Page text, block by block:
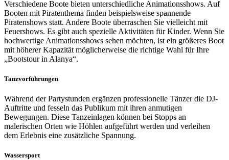
Verschiedene Boote bieten unterschiedliche Animationsshows. Auf
Booten mit Piratenthema finden beispielsweise spannende
Piratenshows statt. Andere Boote überraschen Sie vielleicht mit
Feuershows. Es gibt auch spezielle Aktivitäten für Kinder. Wenn Sie
hochwertige Animationsshows sehen möchten, ist ein größeres Boot
mit höherer Kapazität möglicherweise die richtige Wahl für Ihre
„Bootstour in Alanya“.
Tanzvorführungen
Während der Partystunden ergänzen professionelle Tänzer die DJ-
Auftritte und fesseln das Publikum mit ihren anmutigen
Bewegungen. Diese Tanzeinlagen können bei Stopps an
malerischen Orten wie Höhlen aufgeführt werden und verleihen
dem Erlebnis eine zusätzliche Spannung.
Wassersport